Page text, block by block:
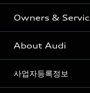
Coupe
S range
전시장/AAP 전시장/AS
아우디 신차 재고
아우디 모델 비교하기
아우디 공식 인증 중고차
Owners &
고객안내
Audi Connect
myAudiworld
About Audi
아우디 브랜드
사업자등록정보